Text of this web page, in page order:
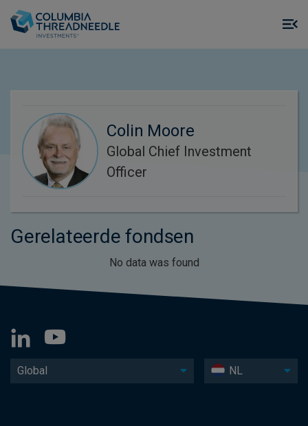
Colin Moore
Global Chief Investment
Officer
Gerelateerde fondsen
No data was found
Global NL